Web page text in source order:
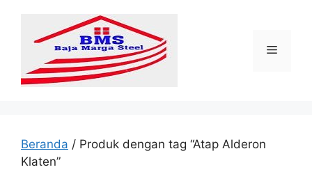
Menu
Beranda / Produk dengan tag “Atap Alderon
Klaten”